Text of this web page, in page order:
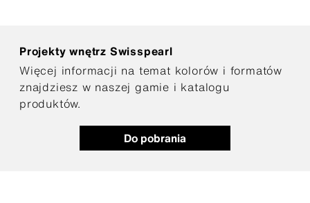
Do pobrania
Projekty wnętrz Swisspearl
Więcej informacji na temat kolorów i formatów
znajdziesz w naszej gamie i katalogu
produktów.